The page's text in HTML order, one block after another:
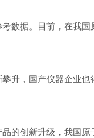
据。目前，在我国
，国产仪器企业也
创新升级，我国原